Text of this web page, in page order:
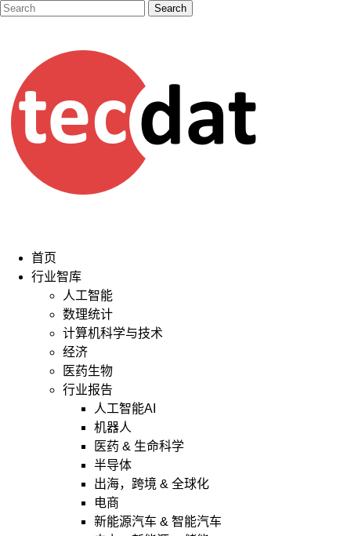
首页
行业智库
人工智能
数理统计
计算机科学与技术
经济
医药生物
行业报告
人工智能AI
机器人
医药 & 生命科学
半导体
出海，跨境 & 全球化
电商
新能源汽车 & 智能汽车